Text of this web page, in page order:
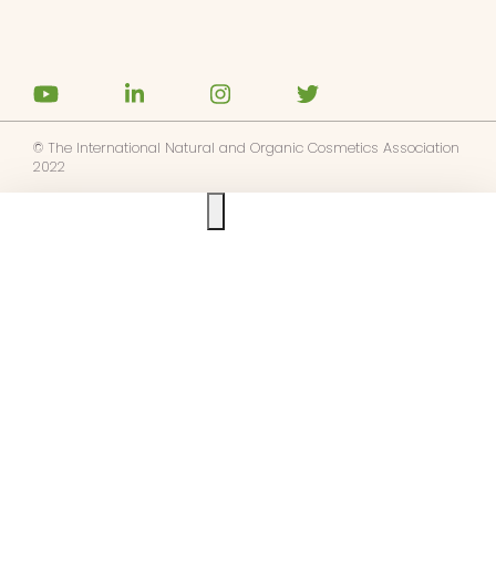
© The International Natural and Organic Cosmetics Association
2022